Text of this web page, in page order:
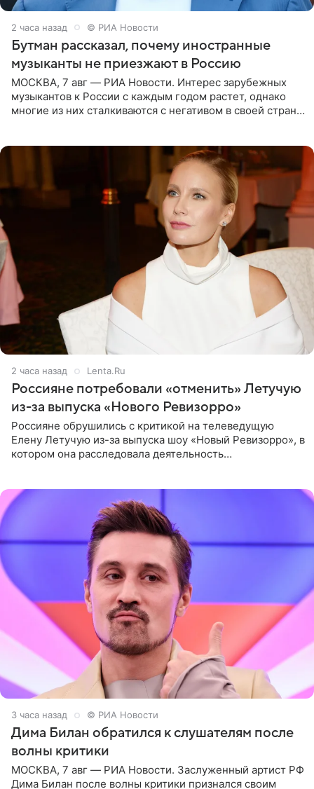
2 часа назад © РИА Новости
Бутман рассказал, почему иностранные
музыканты не приезжают в Россию
МОСКВА, 7 авг — РИА Новости. Интерес зарубежных
музыкантов к России с каждым годом растет, однако
многие из них сталкиваются с негативом в своей стране
2 часа назад Lenta.Ru
Россияне потребовали «отменить» Летучую
из-за выпуска «Нового Ревизорро»
Россияне обрушились с критикой на телеведущую
Елену Летучую из-за выпуска шоу «Новый Ревизорро», в
котором она расследовала деятельность
3 часа назад © РИА Новости
Дима Билан обратился к слушателям после
волны критики
МОСКВА, 7 авг — РИА Новости. Заслуженный артист РФ
Дима Билан после волны критики признался своим